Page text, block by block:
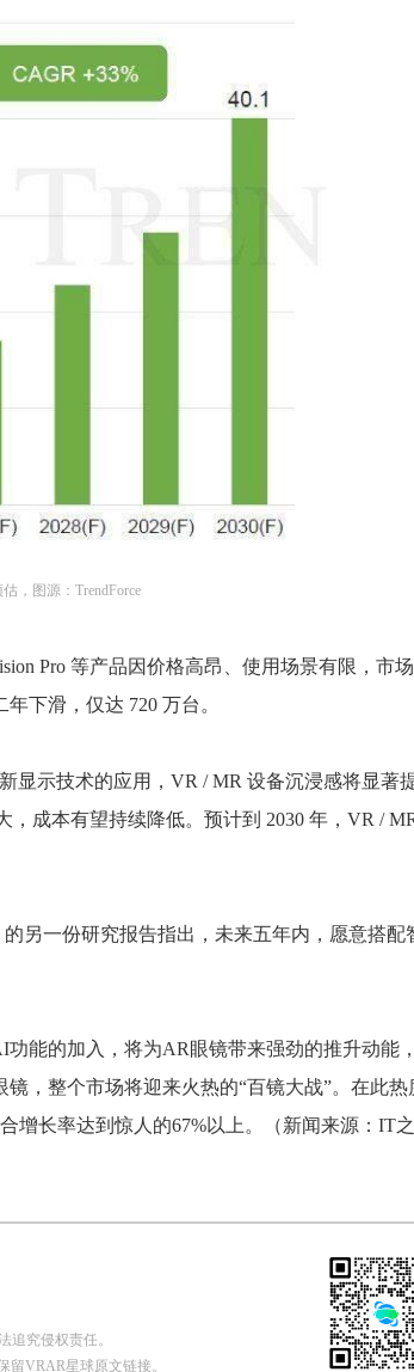
，图源：TrendForce
Pro 等产品因价格高昂、使用场景有限，市
下滑，仅达 720 万台。
显示技术的应用，VR / MR 设备沉浸感将显著
成本有望持续降低。预计到 2030 年，VR /
的另一份研究报告指出，未来五年内，愿意搭配
能的加入，将为AR眼镜带来强劲的推升动能
，整个市场将迎来火热的“百镜大战”。在此热
增长率达到惊人的67%以上。（新闻来源：IT之
追究侵权责任。
留VRAR星球原文链接。